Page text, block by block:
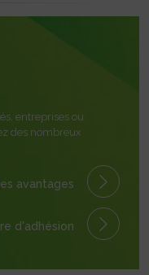
entreprises ou
des nombreux
avantages
d'adhésion